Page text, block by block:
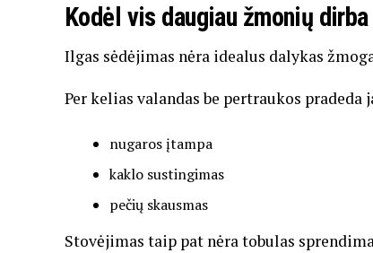
Kodėl vis daugiau žmonių dirba
Ilgas sėdėjimas nėra idealus dalykas
Perkelias valandasbe pertraukos pradeda
nugarosįtampa
kaklo sustingimas
pečių skausmas
Stovėjimas taip pat nėratobulas